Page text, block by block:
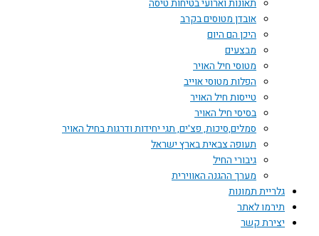
תאונות וארועי בטיחות טיסה
אובדן מטוסים בקרב
היכן הם היום
מבצעים
מטוסי חיל האויר
הפלות מטוסי אוייב
טייסות חיל האויר
בסיסי חיל האויר
סמלים,סיכות, פצ'ים, תגי יחידות ודרגות בחיל האויר
תעופה צבאית בארץ ישראל
גיבורי החיל
מערך ההגנה האווירית
גלריית תמונות
תירמו לאתר
יצירת קשר